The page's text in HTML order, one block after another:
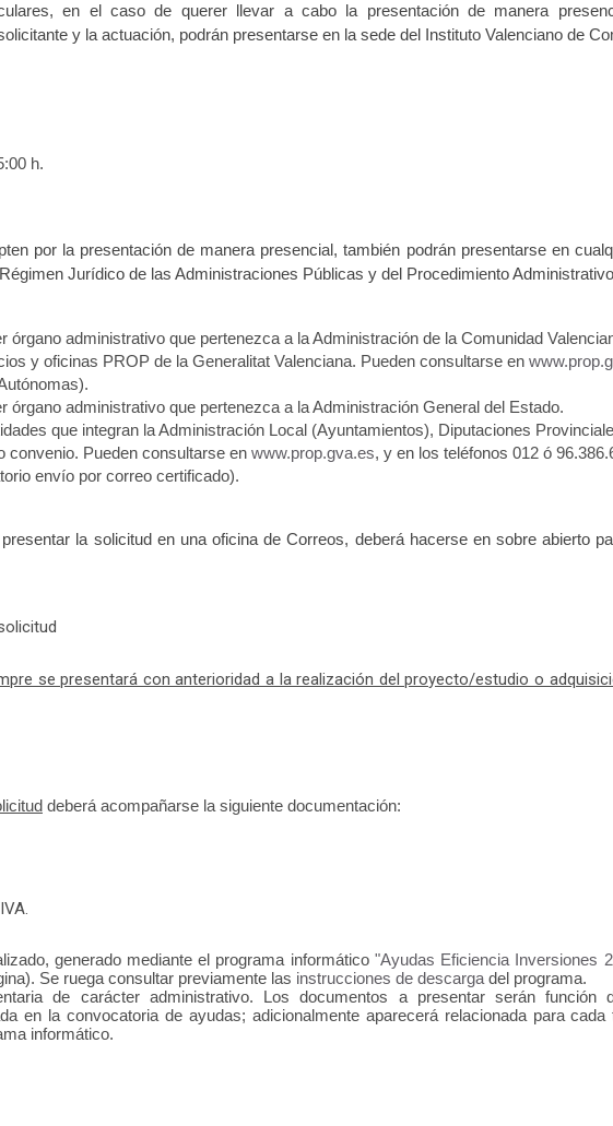
en el caso de querer llevar a cabo la presentación de manera
y la actuación, podrán presentarse en la sede del Instituto Valenciano de
h.
por la presentación de manera presencial, también podrán presentarse en
Jurídico de las Administraciones Públicas y del Procedimiento
órgano administrativo que pertenezca a la Administración de la Comunidad
y oficinas PROP de la Generalitat Valenciana. Pueden consultarse en
órgano administrativo que pertenezca a la Administración General del Estado.
que integran la Administración Local (Ayuntamientos), Diputaciones
convenio. Pueden consultarse en www.prop.gva.es, y en los teléfonos 012 ó
envío por correo certificado).
la solicitud en una oficina de Correos, deberá hacerse en sobre abierto
se presentará con anterioridad a la realización del proyecto/estudio o
deberá acompañarse la siguiente documentación:
generado mediante el programa informático "Ayudas Eficiencia Inversiones
Se ruega consultar previamente las instrucciones de descarga del programa.
de carácter administrativo. Los documentos a presentar serán
en la convocatoria de ayudas; adicionalmente aparecerá relacionada para
informático.